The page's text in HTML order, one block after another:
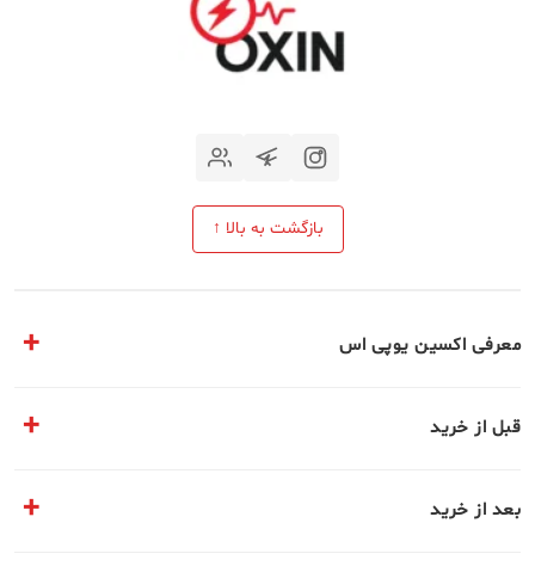
معرفی اکسین یوپی اس
مقالات تخصصی
تماس با ما
قبل از خرید
سوالات متداول
بعد از خرید
بازگشت به بالا ↑